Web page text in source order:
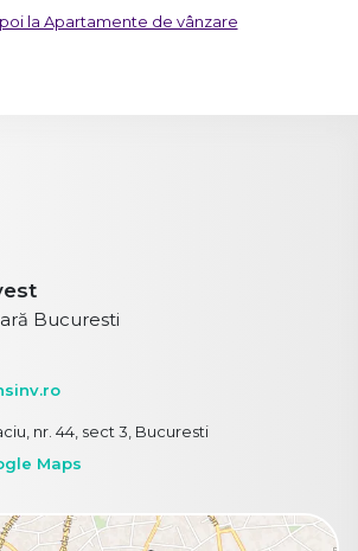
la Apartamente de vânzare
Bucuresti
nr. 44, sect 3, Bucuresti
Maps